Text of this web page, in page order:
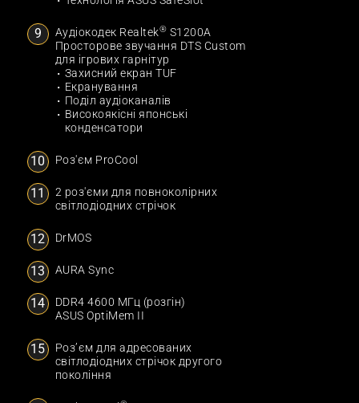
Аудіокодек Realtek® S1200A
Просторове звучання DTS Custom
для ігрових гарнітур
Захисний екран TUF
Екранування
Поділ аудіоканалів
Високоякісні японські
конденсатори
Роз'єм ProCool
2 роз'єми для повноколірних
світлодіодних стрічок
DrMOS
AURA Sync
DDR4 4600 МГц (розгін)
ASUS OptiMem II
Роз’єм для адресованих
світлодіодних стрічок другого
покоління